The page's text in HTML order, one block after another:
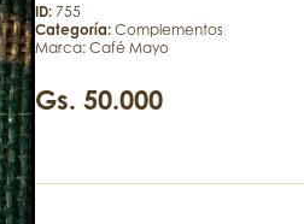
ID: 755
Categoría: Complementos
Marca: Café Mayo
Gs. 50.000